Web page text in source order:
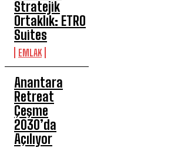
Stratejik
Ortaklık: ETRO
Suites
EMLAK
Anantara
Retreat
Çeşme
2030’da
Açılıyor